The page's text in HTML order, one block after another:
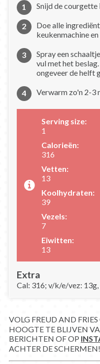
Snijd de courgette
Doe alle
keukenmachine
Spray een
vul met het
ongeveer de helft
Verwarm zo'n 2-3
Serving size:
1
Calorieën:
316
Vetten:
13
Koolhydraten:
39
Vezels:
7
Eiwitten:
13
Extra
Cal: 316; v/k/e/vez: 13g,
VOLG FREUD AND FRIES
HOOGTE TE BLIJVEN
BERICHTEN OF OP
ACHTER DE SCHERMEN!